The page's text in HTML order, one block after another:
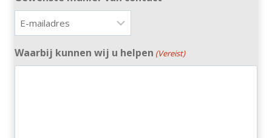
Waarbij kunnen wij u helpen (Vereist)